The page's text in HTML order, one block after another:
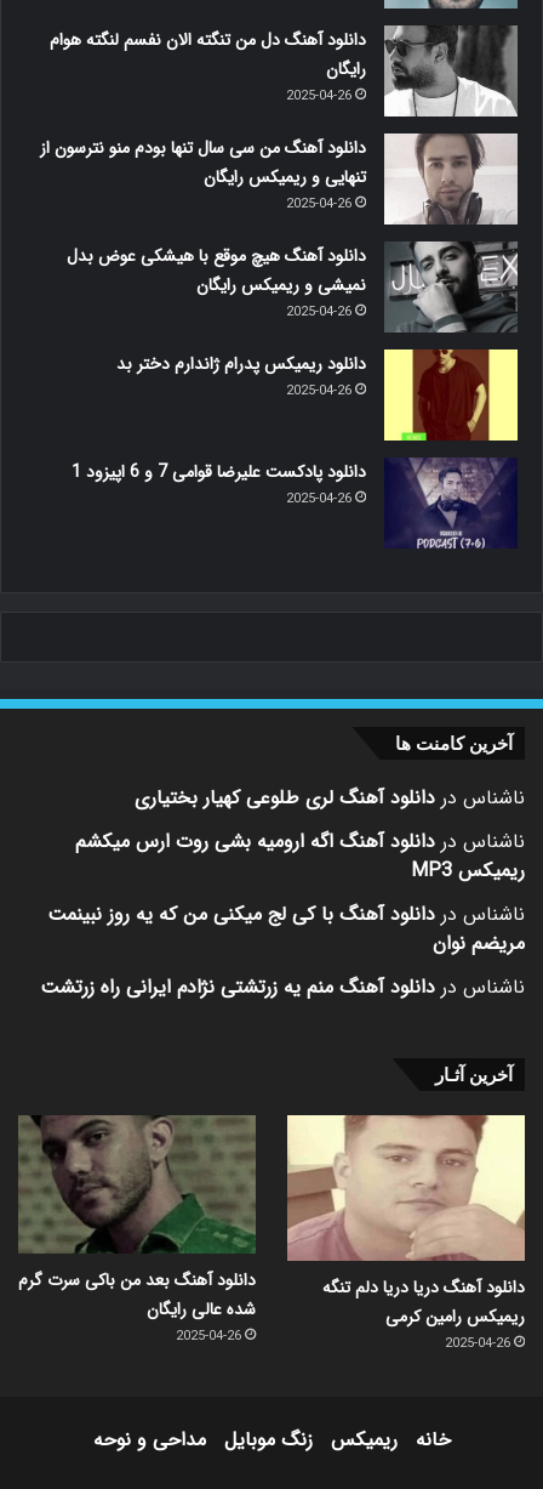
دانلود آهنگ دل من تنگته الان نفسم لنگته هوام
رایگان
2025-04-26
دانلود آهنگ من سی سال تنها بودم منو نترسون از
تنهایی و ریمیکس رایگان
2025-04-26
دانلود آهنگ هیچ موقع با هیشکی عوض بدل
نمیشی و ریمیکس رایگان
2025-04-26
دانلود ریمیکس پدرام ژاندارم دختر بد
2025-04-26
دانلود پادکست علیرضا قوامی 7 و 6 اپیزود 1
2025-04-26
آخرین کامنت ها
ناشناس در دانلود آهنگ لری طلوعی کهیار بختیاری
ناشناس در دانلود آهنگ اگه ارومیه بشی روت ارس میکشم
ریمیکس MP3
ناشناس در دانلود آهنگ با کی لج میکنی من که یه روز نبینمت
مریضم نوان
ناشناس در دانلود آهنگ منم یه زرتشتی نژادم ایرانی راه زرتشت
آخرین آثـار
دانلود آهنگ دریا دریا دلم تنگه
ریمیکس رامین کرمی
2025-04-26
دانلود آهنگ بعد من باکی سرت گرم
شده عالی رایگان
2025-04-26
خانه ریمیکس زنگ موبایل مداحی و نوحه